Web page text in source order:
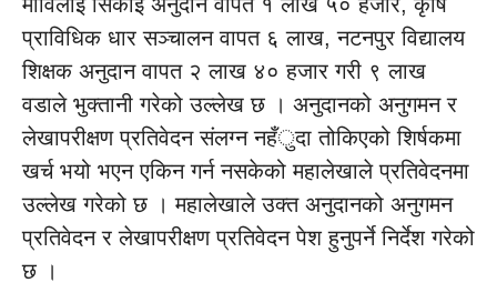
प्राविधिक धार सञ्चालन वापत ६ लाख, नटनपुर विद्यालय
शिक्षक अनुदान वापत २ लाख ४० हजार गरी ९ लाख
वडाले भुक्तानी गरेको उल्लेख छ । अनुदानको अनुगमन र
लेखापरीक्षण प्रतिवेदन संलग्न नहँुदा तोकिएको शिर्षकमा
खर्च भयो भएन एकिन गर्न नसकेको महालेखाले प्रतिवेदनमा
उल्लेख गरेको छ । महालेखाले उक्त अनुदानको अनुगमन
प्रतिवेदन र लेखापरीक्षण प्रतिवेदन पेश हुनुपर्ने निर्देश गरेको
छ ।